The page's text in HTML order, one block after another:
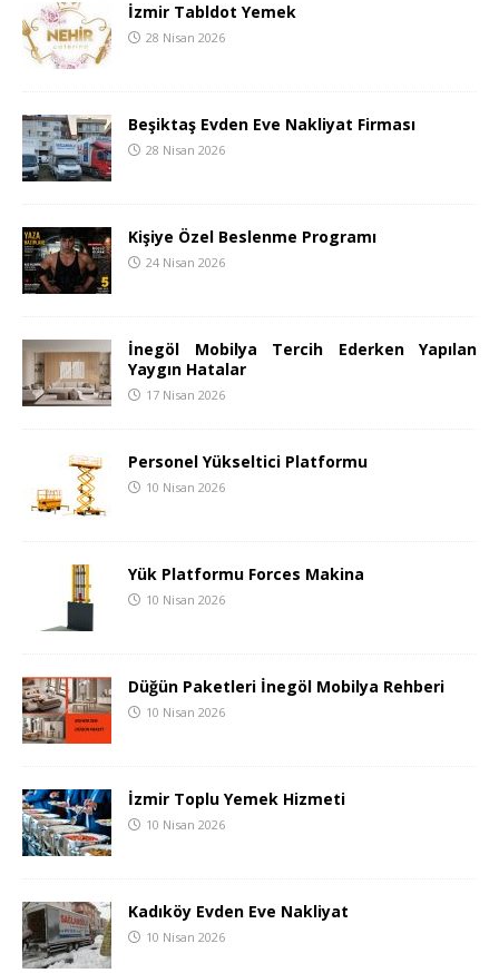
İzmir Tabldot Yemek
28 Nisan 2026
Beşiktaş Evden Eve Nakliyat Firması
28 Nisan 2026
Kişiye Özel Beslenme Programı
24 Nisan 2026
İnegöl Mobilya Tercih Ederken Yapılan
Yaygın Hatalar
17 Nisan 2026
Personel Yükseltici Platformu
10 Nisan 2026
Yük Platformu Forces Makina
10 Nisan 2026
Düğün Paketleri İnegöl Mobilya Rehberi
10 Nisan 2026
İzmir Toplu Yemek Hizmeti
10 Nisan 2026
Kadıköy Evden Eve Nakliyat
10 Nisan 2026